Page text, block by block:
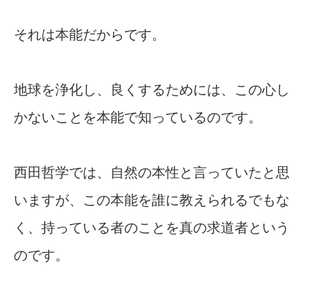
それは本能だからです。
地球を浄化し、良くするためには、この心し
かないことを本能で知っているのです。
西田哲学では、自然の本性と言っていたと思
いますが、この本能を誰に教えられるでもな
く、持っている者のことを真の求道者という
のです。